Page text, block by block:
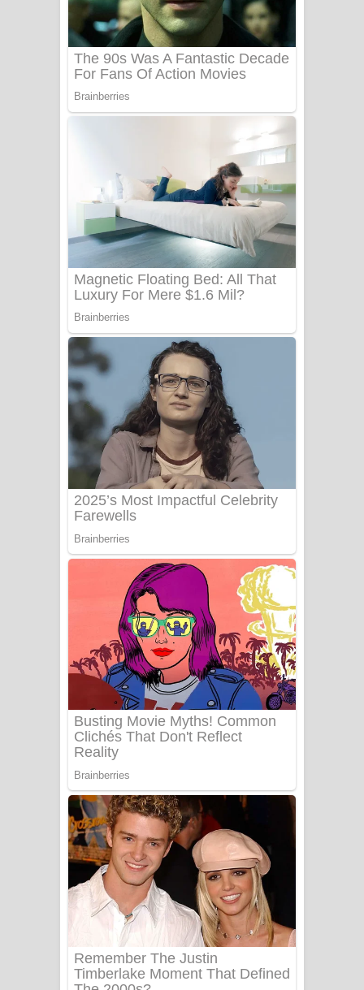
Numba Dun Aadare Song Lyrics - නුඹ
දුන් ආදරේ ගීතයේ පද පෙළ
Liyamuda Dan Anagathe Song Lyrics
Doni Song Lyrics - දෝණි ගීතයේ පද
පෙළ
Benthara Palame Song Lyrics -
බෙන්තර පාලමේ ගීතයේ පද පෙළ
Sanda Babalena Song Lyrics - සඳ
බැබලෙන ගීතයේ පද පෙළ
Adare Wadi Nisa Song Lyrics - ආදරේ
වැඩි නිසා ගීතයේ පද පෙළ
UNUHUMA Song Lyrics - උණුහුම
ගීතයේ පද පෙළ
Katakara Song Lyrics - කටකාර ගීතයේ
පද පෙළ
Tharu Yaye Dilena Song Lyrics - තරු
යායේ දිලෙනා ගීතයේ පද පෙළ
Ow Man Sosa Song Lyrics - ඔව් මං
සෝසා ගීතයේ පද පෙළ
Heavy Weight Song Lyrics
Aye Lanweela Song Lyrics - ආයේ
Ala purannata Song Lyrics - ආල
පුරන්නට ගීතයේ පද පෙළ
FEVER DREAM Lyrics - Alex Warren
BTS : Hooligan Lyrics
Apa Hamuwee Song Lyrics - අප හමුවී
ගීතයේ පද පෙළ